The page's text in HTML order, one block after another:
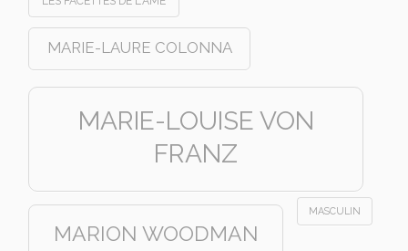
MARIE-LAURE COLONNA
MARIE-LOUISE VON
FRANZ
MARION WOODMAN
MASCULIN